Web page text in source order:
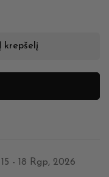
Į krepšelį
15 - 18 Rgp, 2026